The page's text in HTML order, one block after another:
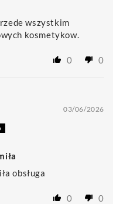
wszystkim
kosmetykow.
0 0
03/06/2026
obsługa
0 0